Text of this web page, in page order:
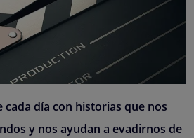
cada día con historias que nos
y nos ayudan a evadirnos de